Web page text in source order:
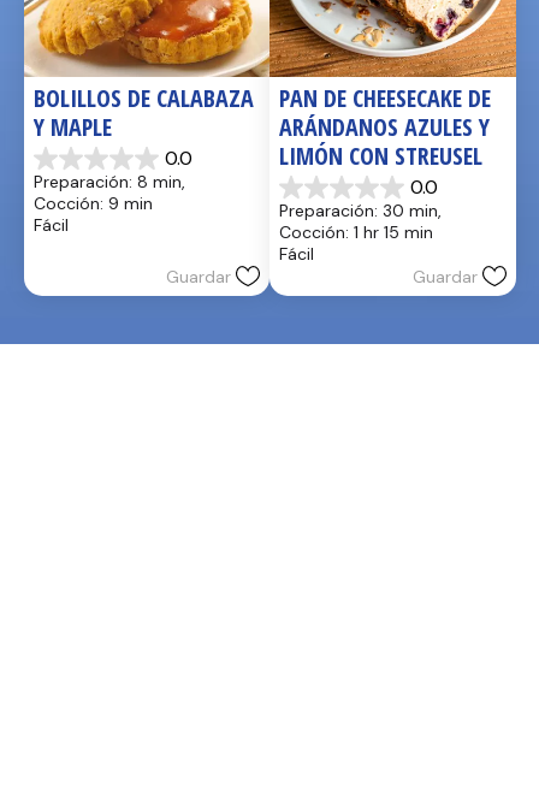
BOLILLOS DE CALABAZA
Y MAPLE
0.0
0.0
de
5
estrellas.
Preparación: 8 min,
Cocción: 9 min
Fácil
Guardar
PAN DE CHEESECAKE DE
ARÁNDANOS AZULES Y
LIMÓN CON STREUSEL
0.0
0.0
de
5
estrellas.
Preparación: 30 min,
Cocción: 1 hr 15 min
Fácil
Guardar